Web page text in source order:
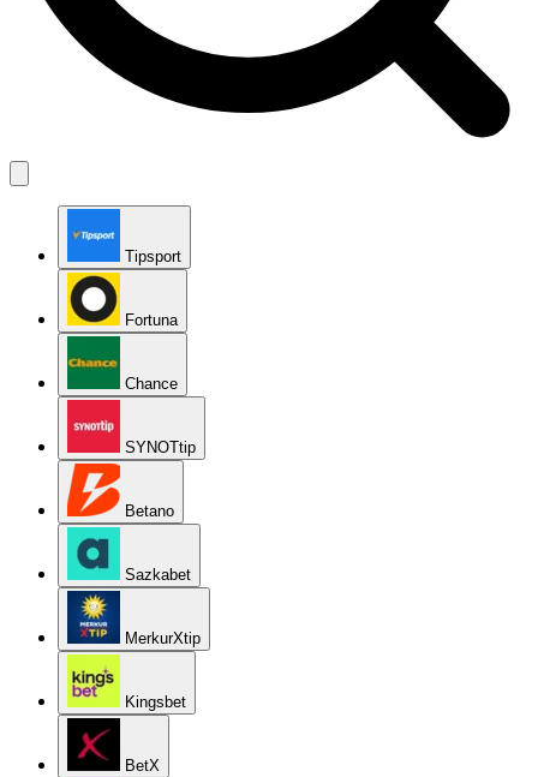
Tipsport
Fortuna
Chance
SYNOTtip
Betano
Sazkabet
MerkurXtip
Kingsbet
BetX